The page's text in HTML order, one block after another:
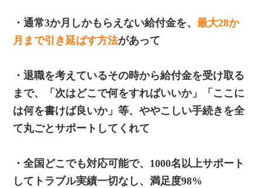
・通常3か月しかもらえない給付金を、最大28か
月まで引き延ばす方法があって
・退職を考えているその時から給付金を受け取る
まで、「次はどこで何をすればいいか」「ここに
は何を書けば良いか」等、ややこしい手続きを全
て丸ごとサポートしてくれて
・全国どこでも対応可能で、1000名以上サポート
してトラブル実績一切なし、満足度98%